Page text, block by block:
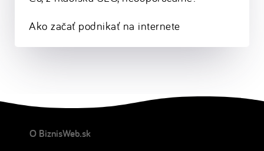
Ako začať podnikať na internete
O BiznisWeb.sk